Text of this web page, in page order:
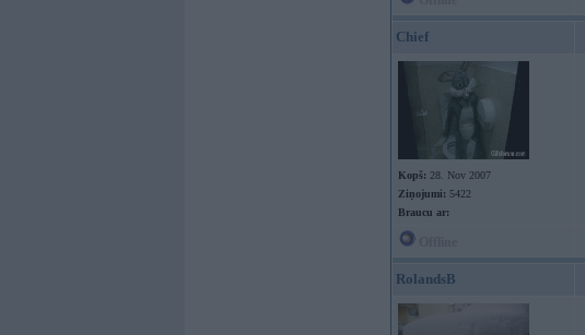
Chief
Kopš: 28. Nov 2007
Ziņojumi: 5422
Braucu ar:
RolandsB